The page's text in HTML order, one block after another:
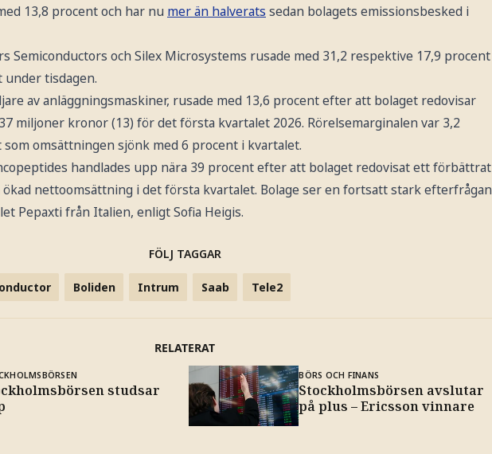
13,8 procent och har nu mer än halverats sedan bolagets emissionsbesked i
Semiconductors och Silex Microsystems rusade med 31,2 respektive 17,9 procent
tisdagen.
av anläggningsmaskiner, rusade med 13,6 procent efter att bolaget redovisar
miljoner kronor (13) för det första kvartalet 2026. Rörelsemarginalen var 3,2
omsättningen sjönk med 6 procent i kvartalet.
handlades upp nära 39 procent efter att bolaget redovisat ett förbättrat
nettoomsättning i det första kvartalet. Bolage ser en fortsatt stark efterfrågan
Pepaxti från Italien, enligt Sofia Heigis.
FÖLJ TAGGAR
Boliden Intrum Saab Tele2
RELATERAT
studsar
BÖRS OCH FINANS
Stockholmsbörsen avslutar
på plus – Ericsson vinnare